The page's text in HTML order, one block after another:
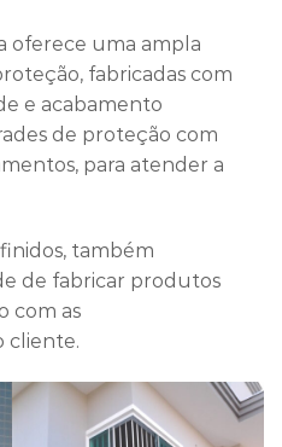
oferece uma ampla
fabricadas com
e acabamento
de proteção com
para atender a
também
de fabricar produtos
com as
cliente.